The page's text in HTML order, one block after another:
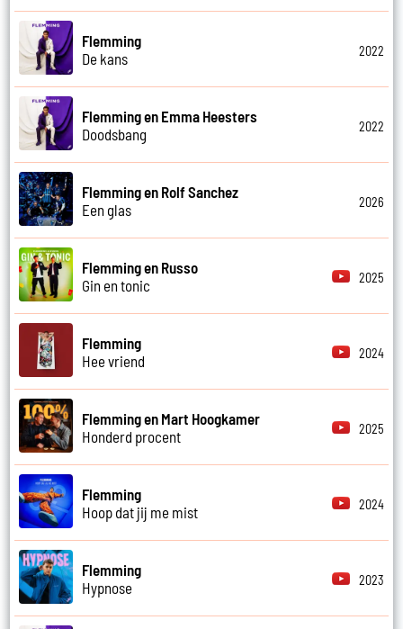
Flemming
De kans
2022
Flemming en Emma Heesters
Doodsbang
2022
Flemming en Rolf Sanchez
Een glas
2026
Flemming en Russo
Gin en tonic
2025
Flemming
Hee vriend
2024
Flemming en Mart Hoogkamer
Honderd procent
2025
Flemming
Hoop dat jij me mist
2024
Flemming
Hypnose
2023